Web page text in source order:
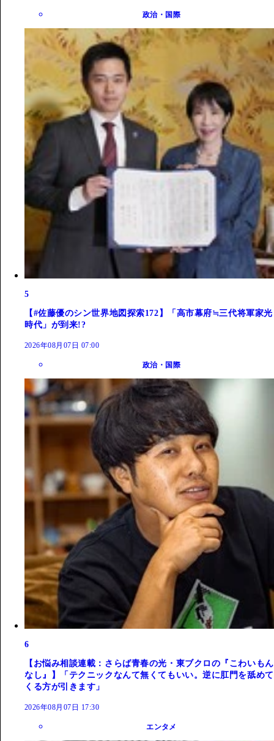
政治・国際
5
【#佐藤優のシン世界地図探索172】「高市幕府≒三代将軍家光
時代」が到来!?
2026年08月07日 07:00
政治・国際
6
【お悩み相談連載：さらば青春の光・東ブクロの『こわいもん
なし』】「テクニックなんて無くてもいい。逆に肛門を舐めて
くる方が引きます」
2026年08月07日 17:30
エンタメ